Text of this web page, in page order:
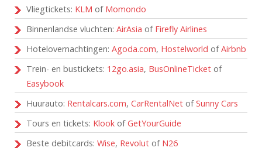
Vliegtickets: KLM of Momondo
Binnenlandse vluchten: AirAsia of Firefly Airlines
Hotelovernachtingen: Agoda.com, Hostelworld ofAirbnb
Trein- en bustickets: 12go.asia, BusOnlineTicket of
Easybook
Huurauto: Rentalcars.com, CarRentalNet ofSunny Cars
Tours en tickets: Klook ofGetYourGuide
Beste debitcards: Wise, Revolut of N26